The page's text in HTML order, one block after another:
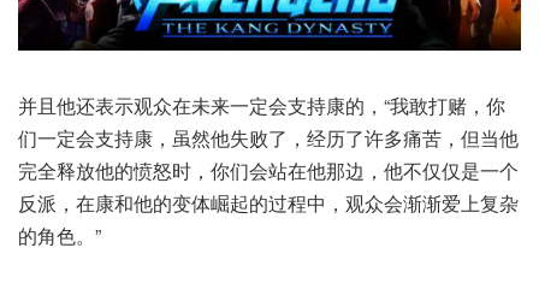
并且他还表示观众在未来一定会支持康的，“我敢打赌，你
们一定会支持康，虽然他失败了，经历了许多痛苦，但当他
完全释放他的愤怒时，你们会站在他那边，他不仅仅是一个
反派，在康和他的变体崛起的过程中，观众会渐渐爱上复杂
的角色。”